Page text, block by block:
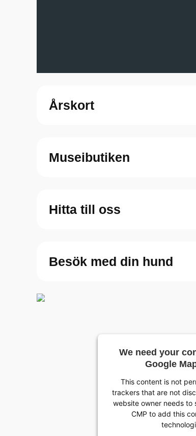
Årskort
Museibutiken
Hitta till oss
Besök med din hund
We need your
Google
This content is not
trackers that are not
website owner needs to
CMP to add this